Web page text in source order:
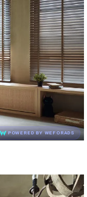
POWERED BY WEFORADS